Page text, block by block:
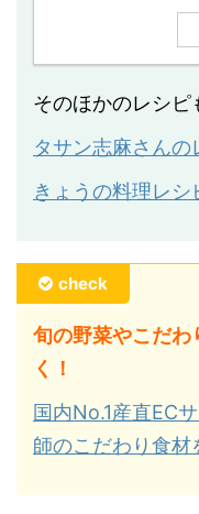
そのほかのレシピ
タサン志麻さんの
きょうの料理レシ
check
旬の野菜やこだわ
く！
国内No.1産直EC
師のこだわり食材